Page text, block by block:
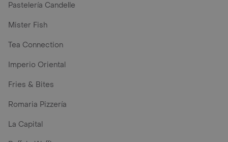
Pastelería Candelle
Mister Fish
Tea Connection
Imperio Oriental
Fries & Bites
Romaria Pizzería
La Capital